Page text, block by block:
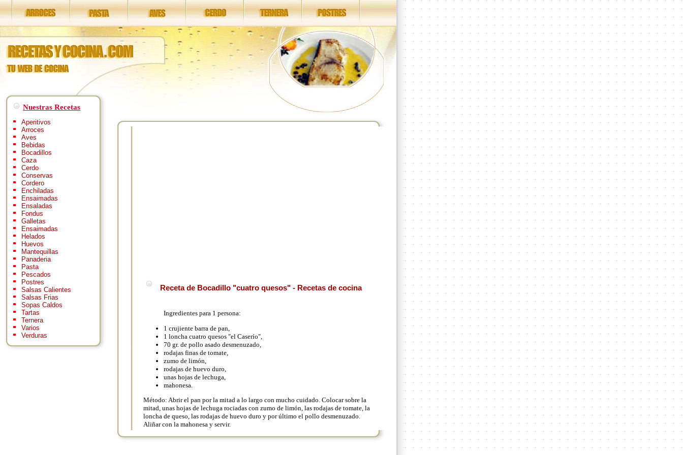
Nuestras Recetas
Aperitivos
Arroces
Aves
Bebidas
Bocadillos
Caza
Cerdo
Conservas
Cordero
Enchiladas
Ensaimadas
Ensaladas
Fondus
Galletas
Ensaimadas
Helados
Huevos
Mantequillas
Panaderia
Pasta
Pescados
Postres
Salsas Calientes
Salsas Frias
Sopas Caldos
Tartas
Ternera
Varios
Verduras
Receta de Bocadillo "cuatro quesos" - Recetas de cocina
Ingredientes para 1 persona:
1 crujiente barra de pan,
1 loncha cuatro quesos "el Caserío",
70 gr. de pollo asado desmenuzado,
rodajas finas de tomate,
zumo de limón,
rodajas de huevo duro,
unas hojas de lechuga,
mahonesa.
Método: Abrir el pan por la mitad a lo largo con mucho cuidado. Colocar sobre la
mitad, unas hojas de lechuga rociadas con zumo de limón, las rodajas de tomate, la
loncha de queso, las rodajas de huevo duro y por último el pollo desmenuzado.
Aliñar con la mahonesa y servir.